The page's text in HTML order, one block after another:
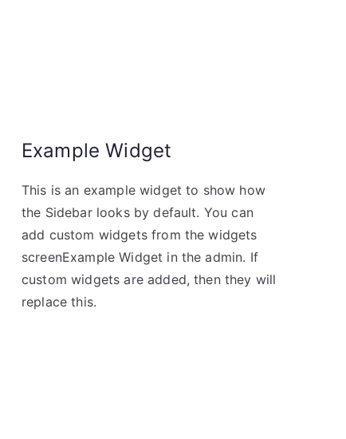
Example Widget
This is an example widget to show how
the Sidebar looks by default. You can
add custom widgets from the widgets
screenExample Widget in the admin. If
custom widgets are added, then they will
replace this.